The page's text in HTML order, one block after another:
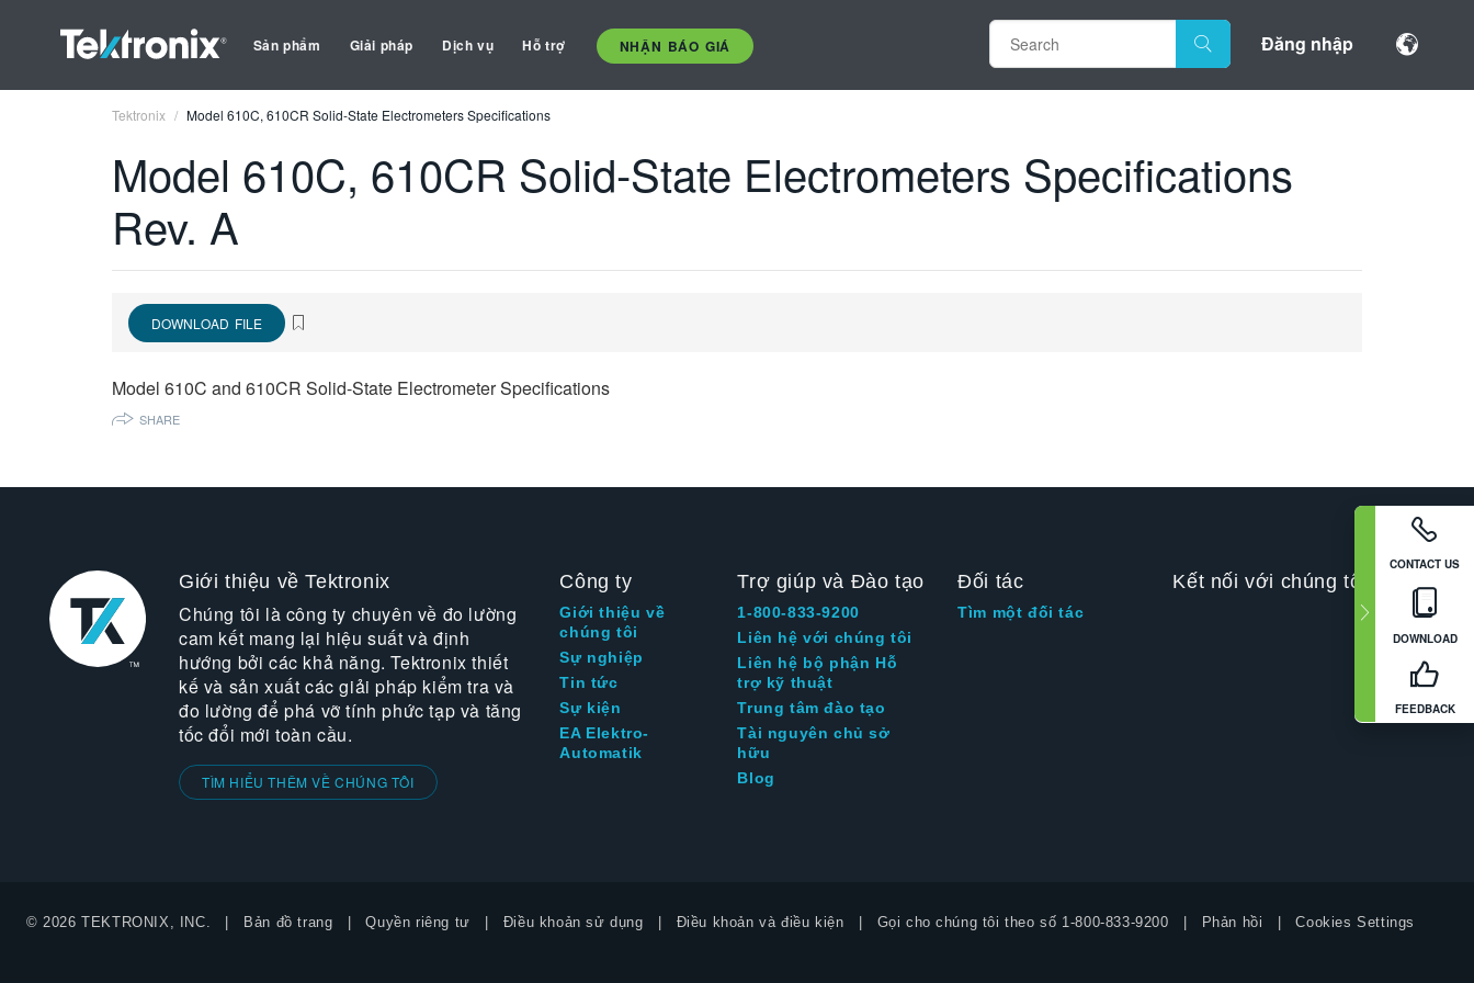
Sản phẩm Giải pháp Dịch vụ Hỗ trợ NHẬN BÁO GIÁ Đăng nhập
CONTACT US
DOWNLOAD
FEEDBACK
Tektronix Model 610C, 610CR Solid-State Electrometers Specifications
Model 610C, 610CR Solid-State Electrometers Specifications
Rev. A
DOWNLOAD FILE
Model 610C and 610CR Solid-State Electrometer Specifications
SHARE
Giới thiệu về Tektronix
Chúng tôi là công ty chuyên về đo lường
cam kết mang lại hiệu suất và định
hướng bởi các khả năng. Tektronix thiết
kế và sản xuất các giải pháp kiểm tra và
đo lường để phá vỡ tính phức tạp và tăng
tốc đổi mới toàn cầu.
TÌM HIỂU THÊM VỀ CHÚNG TÔI
Công ty
Giới thiệu về
chúng tôi
Sự nghiệp
Tin tức
Sự kiện
EA Elektro-
Automatik
Trợ giúp và Đào tạo
1-800-833-9200
Liên hệ với chúng tôi
Liên hệ bộ phận Hỗ
trợ kỹ thuật
Trung tâm đào tạo
Tài nguyên chủ sở
hữu
Blog
Đối tác
Tìm một đối tác
Kết nối với chúng tôi
© 2026 TEKTRONIX, INC. Bản đồ trang Quyền riêng tư Điều khoản sử dụng Điều khoản và điều kiện Gọi cho chúng tôi theo số 1-800-833-9200 Phản hồi Cookies Settings